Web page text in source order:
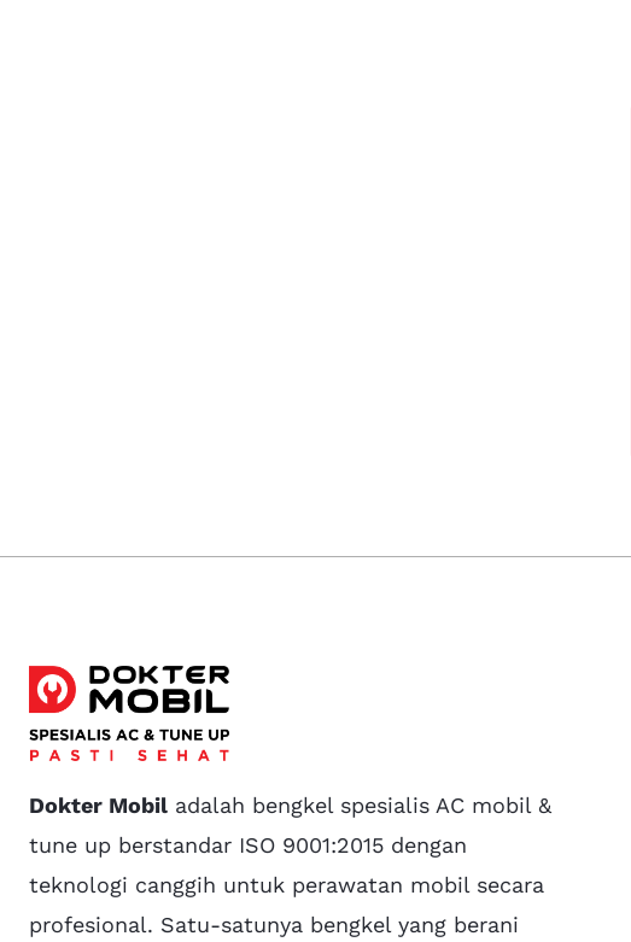
Dokter Mobil adalah bengkel spesialis AC mobil &
tune up berstandar ISO 9001:2015 dengan
teknologi canggih untuk perawatan mobil secara
profesional. Satu-satunya bengkel yang berani